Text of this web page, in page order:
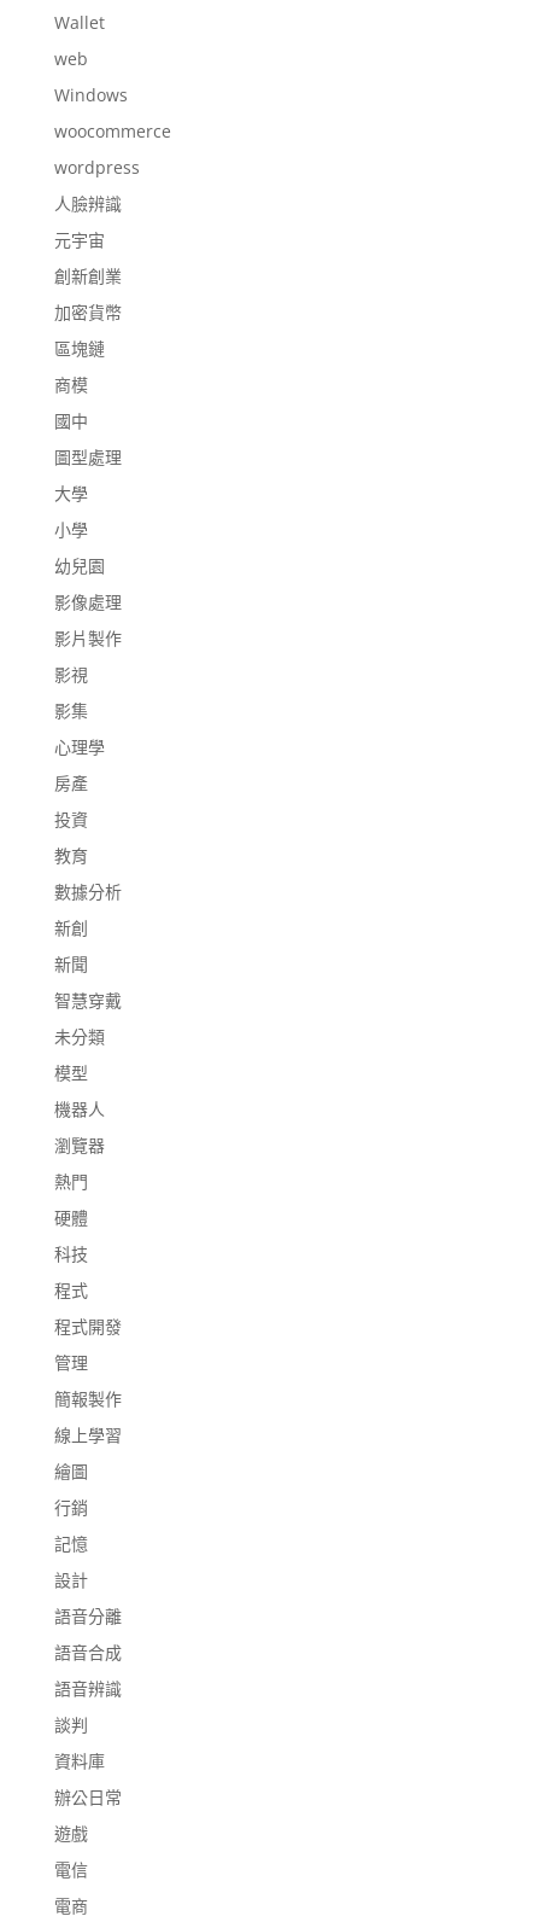
Wallet
web
Windows
woocommerce
wordpress
人臉辨識
元宇宙
創新創業
加密貨幣
區塊鏈
商模
國中
圖型處理
大學
小學
幼兒園
影像處理
影片製作
影視
影集
心理學
房產
投資
教育
數據分析
新創
新聞
智慧穿戴
未分類
模型
機器人
瀏覽器
熱門
硬體
科技
程式
程式開發
管理
簡報製作
線上學習
繪圖
行銷
記憶
設計
語音分離
語音合成
語音辨識
談判
資料庫
辦公日常
遊戲
電信
電商